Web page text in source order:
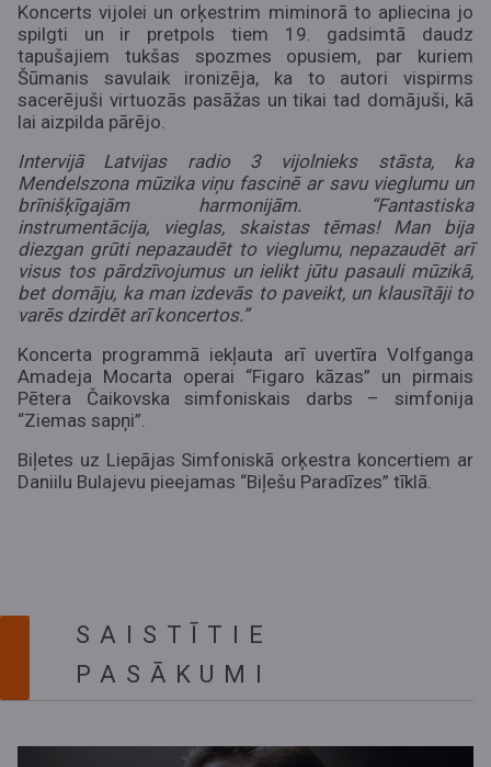
Koncerts vijolei un orķestrim miminorā to apliecina jo
spilgti un ir pretpols tiem 19. gadsimtā daudz
tapušajiem tukšas spozmes opusiem, par kuriem
Šūmanis savulaik ironizēja, ka to autori vispirms
sacerējuši virtuozās pasāžas un tikai tad domājuši, kā
lai aizpilda pārējo.
Intervijā Latvijas radio 3 vijolnieks stāsta, ka
Mendelszona mūzika viņu fascinē ar savu vieglumu un
brīnišķīgajām harmonijām. “Fantastiska
instrumentācija, vieglas, skaistas tēmas! Man bija
diezgan grūti nepazaudēt to vieglumu, nepazaudēt arī
visus tos pārdzīvojumus un ielikt jūtu pasauli mūzikā,
bet domāju, ka man izdevās to paveikt, un klausītāji to
varēs dzirdēt arī koncertos.”
Koncerta programmā iekļauta arī uvertīra Volfganga
Amadeja Mocarta operai “Figaro kāzas” un pirmais
Pētera Čaikovska simfoniskais darbs – simfonija
“Ziemas sapņi”.
Biļetes uz Liepājas Simfoniskā orķestra koncertiem ar
Daniilu Bulajevu pieejamas “Biļešu Paradīzes” tīklā.
SAISTĪTIE
PASĀKUMI